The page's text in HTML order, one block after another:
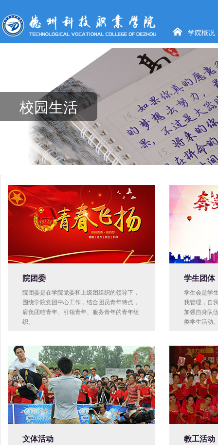
 学院概况
校园生活
院团委
院团委是在学院党委和上级团组织的领导下，
围绕学院党团中心工作，结合团员青年特点，
肩负团结青年、引领青年、服务青年的青年组
织。
学生团体
学生会是学
我管理，自
加强自身队
类学生活动
文体活动 教工活动